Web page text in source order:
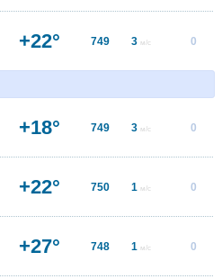
+22° 749 3 м/с 0
+18° 749 3 м/с 0
+22° 750 1 м/с 0
+27° 748 1 м/с 0